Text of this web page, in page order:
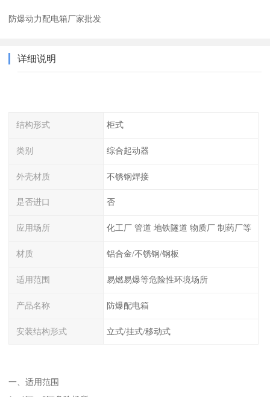
防爆动力配电箱厂家批发
详细说明
结构形式 柜式
类别 综合起动器
外壳材质 不锈钢焊接
是否进口 否
应用场所 化工厂 管道 地铁隧道 物质厂 制药厂等
材质 铝合金/不锈钢/钢板
适用范围 易燃易爆等危险性环境场所
产品名称 防爆配电箱
安装结构形式 立式/挂式/移动式
一、适用范围